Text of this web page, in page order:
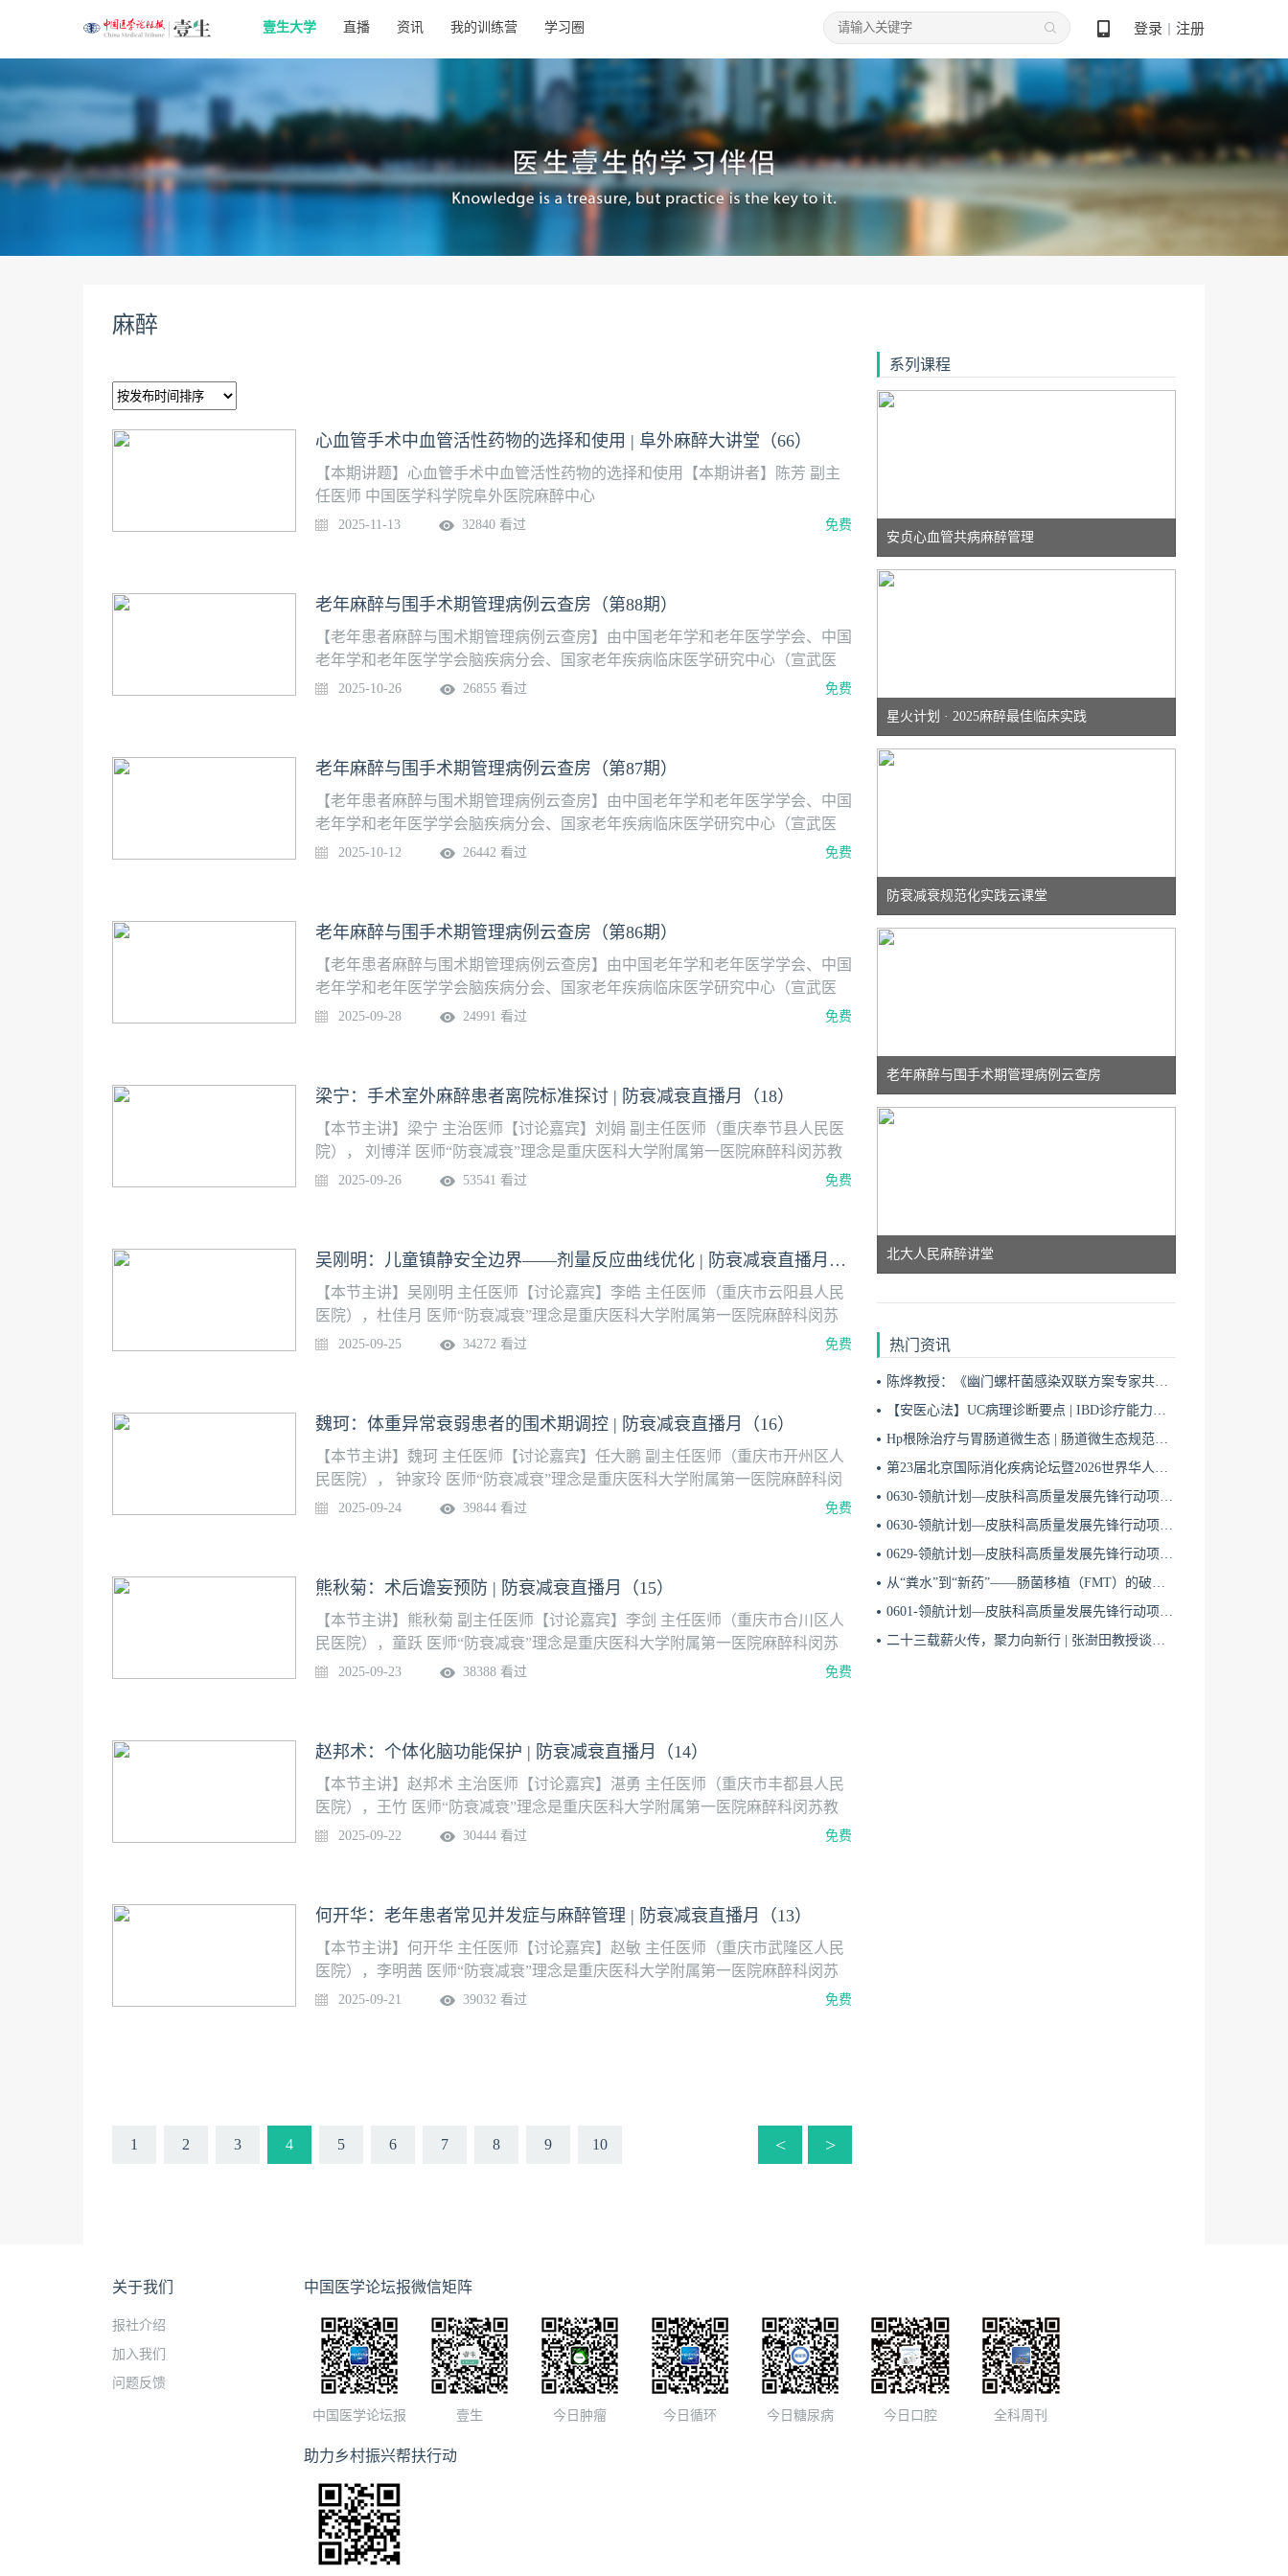
壹生大学 直播 资讯 我的训练营 学习圈 登录 注册
麻醉
心血管手术中血管活性药物的选择和使用 | 阜外麻醉大讲堂（66）
【本期讲题】心血管手术中血管活性药物的选择和使用【本期讲者】陈芳 副主
任医师 中国医学科学院阜外医院麻醉中心
2025-11-13 32840 看过 免费
老年麻醉与围手术期管理病例云查房（第88期）
【老年患者麻醉与围术期管理病例云查房】由中国老年学和老年医学学会、中国
老年学和老年医学学会脑疾病分会、国家老年疾病临床医学研究中心（宣武医
院）和国家老年麻醉联盟（NAGA）共同主办。【本期病例】1.重度肥胖老年患
2025-10-26 26855 看过 免费
老年麻醉与围手术期管理病例云查房（第87期）
【老年患者麻醉与围术期管理病例云查房】由中国老年学和老年医学学会、中国
老年学和老年医学学会脑疾病分会、国家老年疾病临床医学研究中心（宣武医
院）和国家老年麻醉联盟（NAGA）共同主办。【本期病例】1.合并多种基础疾
2025-10-12 26442 看过 免费
老年麻醉与围手术期管理病例云查房（第86期）
【老年患者麻醉与围术期管理病例云查房】由中国老年学和老年医学学会、中国
老年学和老年医学学会脑疾病分会、国家老年疾病临床医学研究中心（宣武医
院）和国家老年麻醉联盟（NAGA）共同主办。【本期病例】1.合并心血管疾病
2025-09-28 24991 看过 免费
梁宁：手术室外麻醉患者离院标准探讨 | 防衰减衰直播月（18）
【本节主讲】梁宁 主治医师【讨论嘉宾】刘娟 副主任医师（重庆奉节县人民医
院）， 刘博洋 医师“防衰减衰”理念是重庆医科大学附属第一医院麻醉科闵苏教
授团队在加速术后康复（ERAS）基础上提出的围手术期质量管理新路径，并不
体化药物应用与多学科协作，尤其适用于高龄、合并症多、生理储备低下的衰弱
患者。
2025-09-26 53541 看过 免费
吴刚明：儿童镇静安全边界——剂量反应曲线优化 | 防衰减衰直播月（17）
【本节主讲】吴刚明 主任医师【讨论嘉宾】李皓 主任医师（重庆市云阳县人民
医院），杜佳月 医师“防衰减衰”理念是重庆医科大学附属第一医院麻醉科闵苏
教授团队在加速术后康复（ERAS）基础上提出的围手术期质量管理新路径，并
体化药物应用与多学科协作，尤其适用于高龄、合并症多、生理储备低下的衰弱
患者。
2025-09-25 34272 看过 免费
魏珂：体重异常衰弱患者的围术期调控 | 防衰减衰直播月（16）
【本节主讲】魏珂 主任医师【讨论嘉宾】任大鹏 副主任医师（重庆市开州区人
民医院）， 钟家玲 医师“防衰减衰”理念是重庆医科大学附属第一医院麻醉科闵
苏教授团队在加速术后康复（ERAS）基础上提出的围手术期质量管理新路径，
测、个体化药物应用与多学科协作，尤其适用于高龄、合并症多、生理储备低下
的衰弱患者。
2025-09-24 39844 看过 免费
熊秋菊：术后谵妄预防 | 防衰减衰直播月（15）
【本节主讲】熊秋菊 副主任医师【讨论嘉宾】李剑 主任医师（重庆市合川区人
民医院），童跃 医师“防衰减衰”理念是重庆医科大学附属第一医院麻醉科闵苏
教授团队在加速术后康复（ERAS）基础上提出的围手术期质量管理新路径，并
体化药物应用与多学科协作，尤其适用于高龄、合并症多、生理储备低下的衰弱
患者。
2025-09-23 38388 看过 免费
赵邦术：个体化脑功能保护 | 防衰减衰直播月（14）
【本节主讲】赵邦术 主治医师【讨论嘉宾】湛勇 主任医师（重庆市丰都县人民
医院），王竹 医师“防衰减衰”理念是重庆医科大学附属第一医院麻醉科闵苏教
授团队在加速术后康复（ERAS）基础上提出的围手术期质量管理新路径，并不
体化药物应用与多学科协作，尤其适用于高龄、合并症多、生理储备低下的衰弱
患者。
2025-09-22 30444 看过 免费
何开华：老年患者常见并发症与麻醉管理 | 防衰减衰直播月（13）
【本节主讲】何开华 主任医师【讨论嘉宾】赵敏 主任医师（重庆市武隆区人民
医院），李明茜 医师“防衰减衰”理念是重庆医科大学附属第一医院麻醉科闵苏
教授团队在加速术后康复（ERAS）基础上提出的围手术期质量管理新路径，并
2025-09-21 39032 看过 免费
1 2 3 4 5 6 7 8 9 10 < >
系列课程
安贞心血管共病麻醉管理
星火计划 · 2025麻醉最佳临床实践
防衰减衰规范化实践云课堂
老年麻醉与围手术期管理病例云查房
北大人民麻醉讲堂
热门资讯
关于我们
报社介绍
加入我们
问题反馈
中国医学论坛报微信矩阵
中国医学论坛报 壹生 今日肿瘤 今日循环 今日糖尿病 今日口腔 全科周刊
助力乡村振兴帮扶行动